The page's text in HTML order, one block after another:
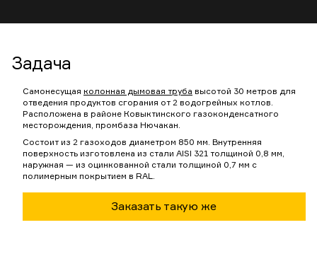
Задача
Самонесущая колонная дымовая труба высотой 30 метров для
отведения продуктов сгорания от 2 водогрейных котлов.
Расположена в районе Ковыктинского газоконденсатного
месторождения, промбаза Нючакан.
Состоит из 2 газоходов диаметром 850 мм. Внутренняя
поверхность изготовлена из стали AISI 321 толщиной 0,8 мм,
наружная — из оцинкованной стали толщиной 0,7 мм с
полимерным покрытием в RAL.
Заказать такую же